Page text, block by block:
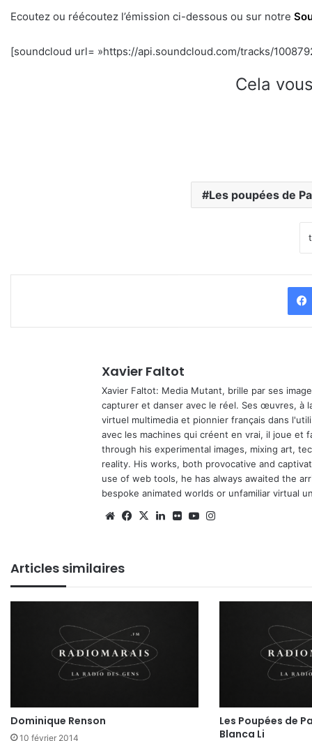
Ecoutez ou réécoutez l’émission ci-dessous ou sur notre
[soundcloud url= »https://api.soundcloud.com/tracks/
Cela
Les poupées de
Xavier Faltot
Xavier Faltot: Media Mutant, brille par ses
capturer et danser avec le réel. Ses œuvres, à
virtuel multimedia et pionnier français dans
avec les machines qui créent en vrai, il joue et
through his experimental images, mixing art,
reality. His works, both provocative and
use of web tools, he has always awaited the
bespoke animated worlds or unfamiliar virtual
We Fa
X
Lin Fli Yo
Articles similaires
Dominique Renson
10 février 2014
Les Poupées de
Blanca Li